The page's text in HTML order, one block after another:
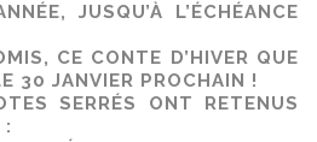
JUSQU’À L’ÉCHÉANCE
CE CONTE D’HIVER QUE
30 JANVIER PROCHAIN !
SERRÉS ONT RETENUS
: